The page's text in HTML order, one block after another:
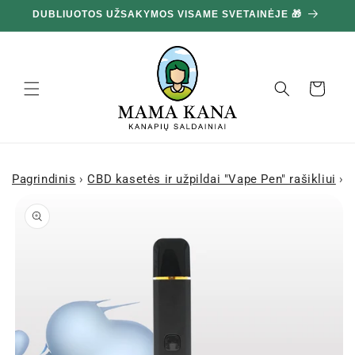
ir pereikite
prie turinio
DUBLIUOTOS UŽSAKYMOS VISAME SVETAINĖJE 🎁
Krepšelis
Pagrindinis › CBD kasetės ir užpildai "Vape Pen" rašikliui ›
informacijos
apie gaminį